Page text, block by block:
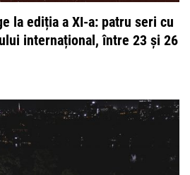
la ediția a XI-a: patru seri cu
internațional, între 23 și 26